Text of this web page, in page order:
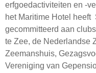
erfgoedactiviteiten en -
het Maritime Hotel heeft
gecommitteerd aan
te Zee, de Nederlandse
Zeemanshuis,
Vereniging van